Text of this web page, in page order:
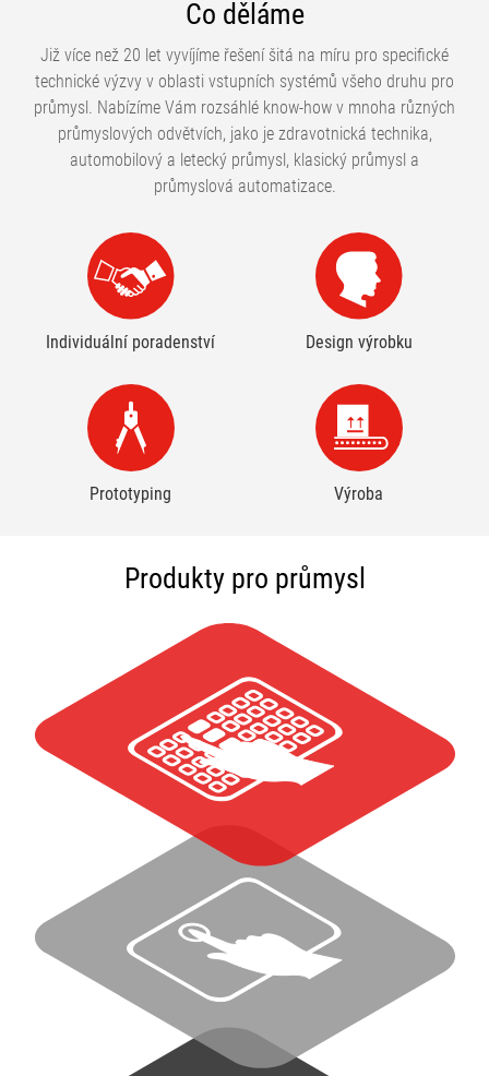
Co děláme
Již více než 20 let vyvíjíme řešení šitá na míru pro specifické
technické výzvy v oblasti vstupních systémů všeho druhu pro
průmysl. Nabízíme Vám rozsáhlé know-how v mnoha různých
průmyslových odvětvích, jako je zdravotnická technika,
automobilový a letecký průmysl, klasický průmysl a
průmyslová automatizace.
Individuální poradenství Design výrobku
Prototyping Výroba
Produkty pro průmysl